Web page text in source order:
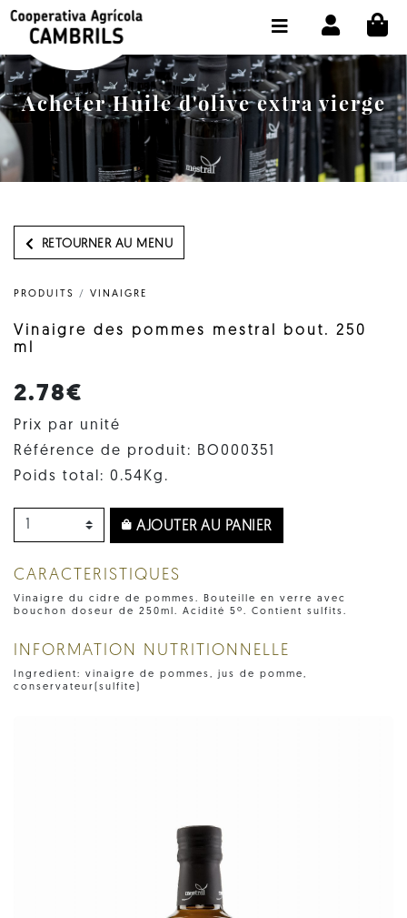
Acheter Huile d'olive extra vierge
RETOURNER AU MENU
PRODUITS / VINAIGRE
Vinaigre des pommes mestral bout. 250
ml
2.78€
Prix par unité
Référence de produit: BO000351
Poids total: 0.54Kg.
AJOUTER AU PANIER
CARACTERISTIQUES
Vinaigre du cidre de pommes. Bouteille en verre avec
bouchon doseur de 250ml. Acidité 5º. Contient sulfits.
INFORMATION NUTRITIONNELLE
Ingredient: vinaigre de pommes, jus de pomme,
conservateur(sulfite)
BOUTIQUE ACHETER EN LIGNE
LA COOPÉRATIVE
OLEOTOUR
PRODUITS
NOTRE HUILE
CHOISIR LA LANGUE: FR